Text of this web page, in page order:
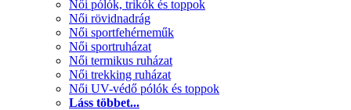
Női pólók, trikók és toppok
Női rövidnadrág
Női sportfehérneműk
Női sportruházat
Női termikus ruházat
Női trekking ruházat
Női UV-védő pólók és toppok
Láss többet...